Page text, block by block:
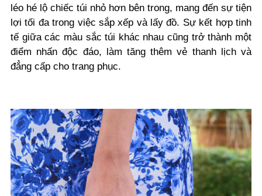
léo hé lộ chiếc túi nhỏ hơn bên trong, mang đến sự tiện
lợi tối đa trong việc sắp xếp và lấy đồ. Sự kết hợp tinh
tế giữa các màu sắc túi khác nhau cũng trở thành một
điểm nhấn độc đáo, làm tăng thêm vẻ thanh lịch và
đẳng cấp cho trang phục.